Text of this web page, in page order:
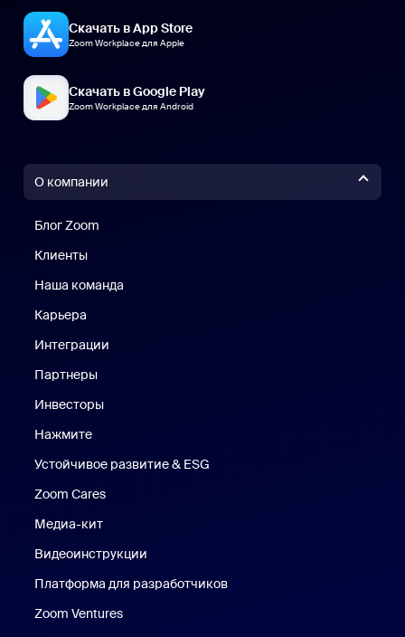
Скачать в App Store
Zoom Workplace для Apple
Скачать в Google Play
Zoom Workplace для Android
О компании
Блог Zoom
Клиенты
Наша команда
Карьера
Интеграции
Партнеры
Инвесторы
Нажмите
Устойчивое развитие & ESG
Zoom Cares
Медиа-кит
Видеоинструкции
Платформа для разработчиков
Zoom Ventures